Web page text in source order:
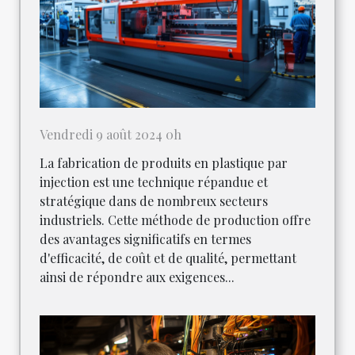
Vendredi 9 août 2024 0h
La fabrication de produits en plastique par
injection est une technique répandue et
stratégique dans de nombreux secteurs
industriels. Cette méthode de production offre
des avantages significatifs en termes
d'efficacité, de coût et de qualité, permettant
ainsi de répondre aux exigences...